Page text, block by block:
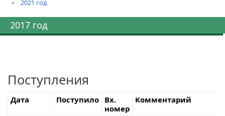
2021 год
2017 год
Поступления
Дата Поступило
Вх.
номер
Комментарий